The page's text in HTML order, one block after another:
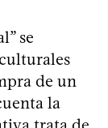
se
de un
la